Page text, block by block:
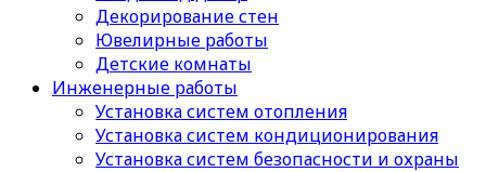
Декорирование стен
Ювелирные работы
Детские комнаты
Инженерные работы
Установка систем отопления
Установка систем кондиционирования
Установка систем безопасности и охраны